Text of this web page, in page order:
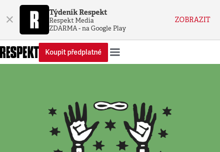
× Týdeník Respekt
Respekt Media
ZDARMA - na Google Play
ZOBRAZIT
Koupit předplatné